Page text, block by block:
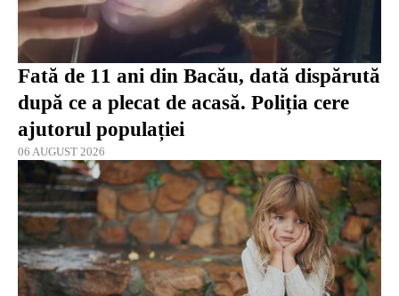
Fată de 11 ani din Bacău, dată dispărută
după ce a plecat de acasă. Poliția cere
ajutorul populației
06 AUGUST 2026